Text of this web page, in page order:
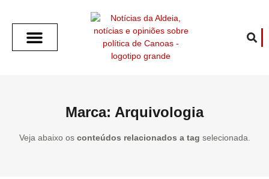
Marca: Arquivologia
Veja abaixo os conteúdos relacionados a tag selecionada.